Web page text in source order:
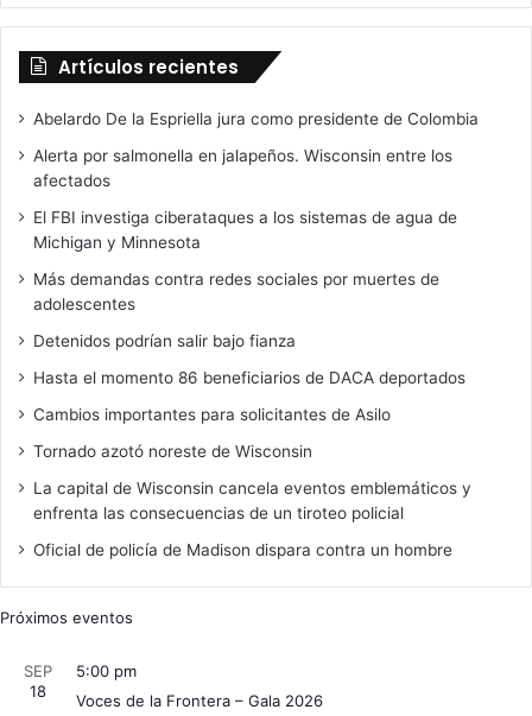
Artículos recientes
Abelardo De la Espriella jura como presidente de Colombia
Alerta por salmonella en jalapeños. Wisconsin entre los
afectados
El FBI investiga ciberataques a los sistemas de agua de
Michigan y Minnesota
Más demandas contra redes sociales por muertes de
adolescentes
Detenidos podrían salir bajo fianza
Hasta el momento 86 beneficiarios de DACA deportados
Cambios importantes para solicitantes de Asilo
Tornado azotó noreste de Wisconsin
La capital de Wisconsin cancela eventos emblemáticos y
enfrenta las consecuencias de un tiroteo policial
Oficial de policía de Madison dispara contra un hombre
Próximos eventos
SEP
18
5:00 pm
Voces de la Frontera – Gala 2026